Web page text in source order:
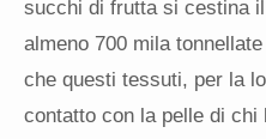
succhi di frutta si cestina
almeno 700 mila
che questi tessuti, per la
contatto con la pelle di